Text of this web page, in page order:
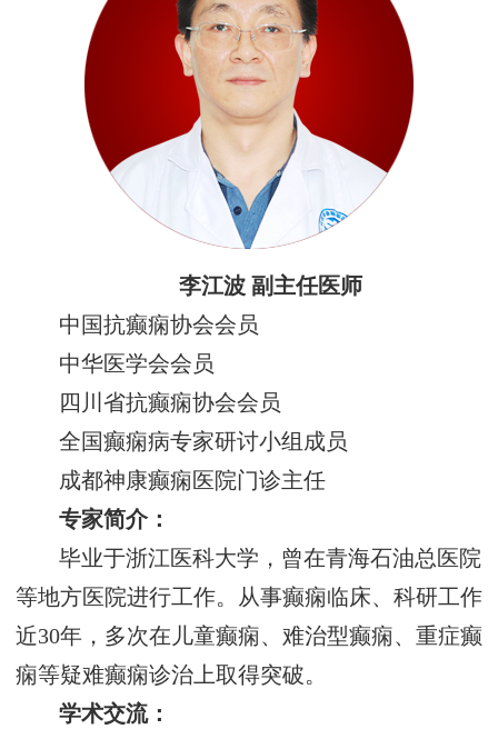
李江波 副主任医师
中国抗癫痫协会会员
中华医学会会员
四川省抗癫痫协会会员
全国癫痫病专家研讨小组成员
成都神康癫痫医院门诊主任
专家简介：
毕业于浙江医科大学，曾在青海石油总医院
等地方医院进行工作。从事癫痫临床、科研工作
近30年，多次在儿童癫痫、难治型癫痫、重症癫
痫等疑难癫痫诊治上取得突破。
学术交流：